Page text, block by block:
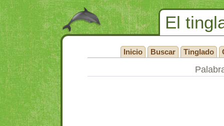
El
Inicio Buscar Tinglado